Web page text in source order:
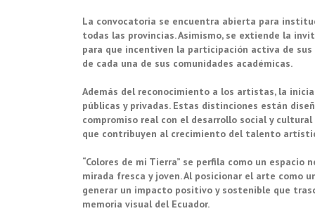
La convocatoria se encuentra abierta para
todas las provincias. Asimismo, se extiende la
para que incentiven la participación activa de
de cada una de sus comunidades académicas.
Además del reconocimiento a los artistas, la
públicas y privadas. Estas distinciones están
compromiso real con el desarrollo social y
que contribuyen al crecimiento del talento
“Colores de mi Tierra” se perfila como un
mirada fresca y joven. Al posicionar el arte como
generar un impacto positivo y sostenible que
memoria visual del Ecuador.